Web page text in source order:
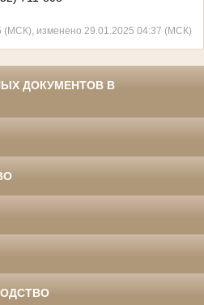
(МСК), изменено 29.01.2025 04:37 (МСК)
ДОКУМЕНТОВ В